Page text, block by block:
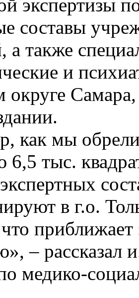
экспертизы
составы
а также
и
округе
как мы
тыс.
в г.о.
– рассказал
медико-